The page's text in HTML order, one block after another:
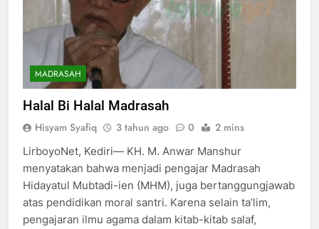
MADRASAH
Halal Bi Halal Madrasah
Hisyam Syafiq 3 tahun ago 0 2 mins
LirboyoNet, Kediri— KH. M. Anwar Manshur
menyatakan bahwa menjadi pengajar Madrasah
Hidayatul Mubtadi-ien (MHM), juga bertanggungjawab
atas pendidikan moral santri. Karena selain ta’lim,
pengajaran ilmu agama dalam kitab-kitab salaf,